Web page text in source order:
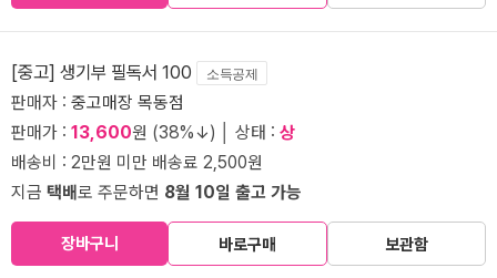
[중고] 생기부 필독서 100 소득공제
판매자 : 중고매장 목동점
판매가 : 13,600원 (38%↓) │ 상태 : 상
배송비 : 2만원 미만 배송료 2,500원
지금 택배로 주문하면 8월 10일 출고 가능
장바구니 바로구매 보관함